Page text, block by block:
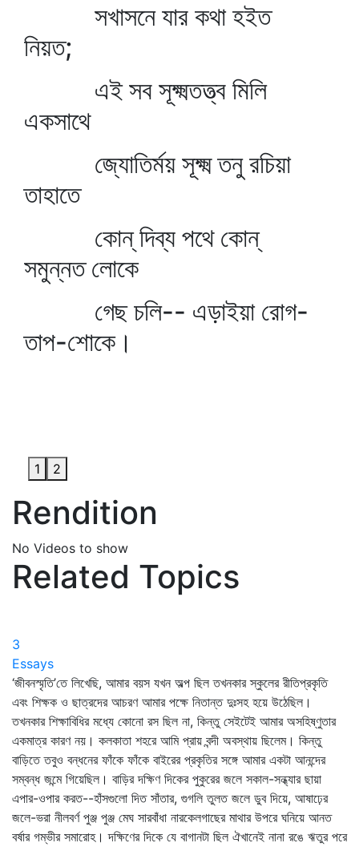
সখাসনে যার কথা হইত
নিয়ত;
এই সব সূক্ষ্মতত্ত্ব মিলি
একসাথে
জ্যোতির্ময় সূক্ষ্ম তনু রচিয়া
তাহাতে
কোন্‌ দিব্য পথে কোন্‌
সমুন্নত লোকে
গেছ চলি-- এড়াইয়া রোগ-
তাপ-শোকে।
1 2
Rendition
No Videos to show
Related Topics
3
Essays
‘জীবনস্মৃতি’তে লিখেছি, আমার বয়স যখন অল্প ছিল তখনকার স্কুলের রীতিপ্রকৃতি
এবং শিক্ষক ও ছাত্রদের আচরণ আমার পক্ষে নিতান্ত দুঃসহ হয়ে উঠেছিল।
তখনকার শিক্ষাবিধির মধ্যে কোনো রস ছিল না, কিন্তু সেইটেই আমার অসহিষ্ণুতার
একমাত্র কারণ নয়। কলকাতা শহরে আমি প্রায় বন্দী অবস্থায় ছিলেম। কিন্তু
বাড়িতে তবুও বন্ধনের ফাঁকে ফাঁকে বাইরের প্রকৃতির সঙ্গে আমার একটা আনন্দের
সম্বন্ধ জন্মে গিয়েছিল। বাড়ির দক্ষিণ দিকের পুকুরের জলে সকাল-সন্ধ্যার ছায়া
এপার-ওপার করত--হাঁসগুলো দিত সাঁতার, গুগলি তুলত জলে ডুব দিয়ে, আষাঢ়ের
জলে-ভরা নীলবর্ণ পুঞ্জ পুঞ্জ মেঘ সারবাঁধা নারকেলগাছের মাথার উপরে ঘনিয়ে আনত
বর্ষার গম্ভীর সমারোহ। দক্ষিণের দিকে যে বাগানটা ছিল ঐখানেই নানা রঙে ঋতুর পরে